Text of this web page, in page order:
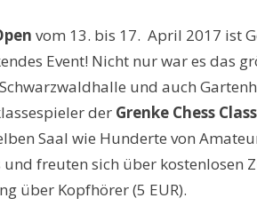
vom 13. bis 17. April 2017 ist
Event! Nicht nur war es das
und auch
der Grenke Chess
Saal wie Hunderte von
freuten sich über kostenlosen
über Kopfhörer (5 EUR).